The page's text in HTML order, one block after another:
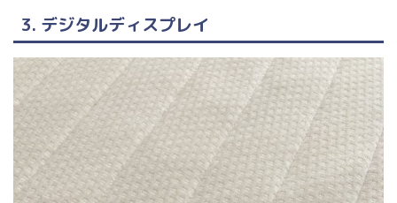
3. デジタルディスプレイ